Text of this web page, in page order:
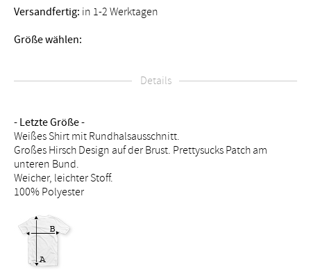
Versandfertig: in 1-2 Werktagen
Größe wählen:
Details
- Letzte Größe -
Weißes Shirt mit Rundhalsausschnitt.
Großes Hirsch Design auf der Brust. Prettysucks Patch am
unteren Bund.
Weicher, leichter Stoff.
100% Polyester